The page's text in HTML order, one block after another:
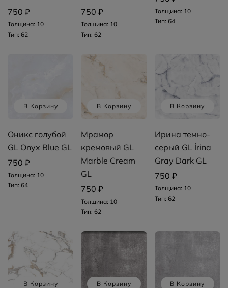
750 ₽
Толщина: 10
Тип: 62
750 ₽
Толщина: 10
Тип: 62
Толщина: 10
Тип: 64
В Корзину
Оникс голубой
GL Onyx Blue GL
750 ₽
Толщина: 10
Тип: 64
В Корзину
Мрамор
кремовый GL
Marble Cream
GL
750 ₽
Толщина: 10
Тип: 62
В Корзину
Ирина темно-
серый GL İrina
Gray Dark GL
750 ₽
Толщина: 10
Тип: 62
В Корзину В Корзину В Корзину